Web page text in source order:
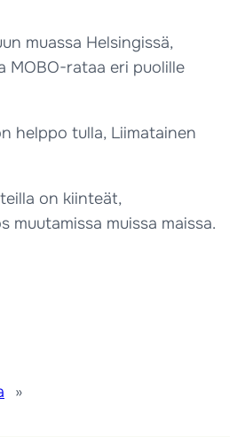
muassa Helsingissä,
MOBO-rataa eri puolille
helppo tulla, Liimatainen
on kiinteät,
muutamissa muissa maissa.
»